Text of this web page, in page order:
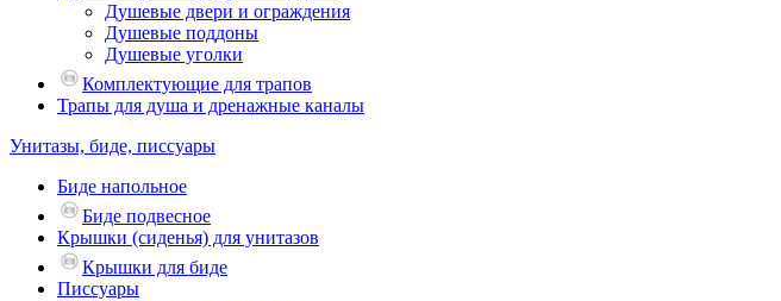
Душевые двери и ограждения
Душевые поддоны
Душевые уголки
Комплектующие для трапов
Трапы для душа и дренажные каналы
Унитазы, биде, писсуары
Биде напольное
Биде подвесное
Крышки (сиденья) для унитазов
Крышки для биде
Писсуары